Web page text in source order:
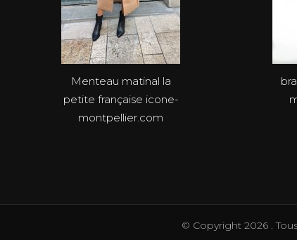
Menteau matinal la
petite française icone-
montpellier.com
© Copyright 2026 .